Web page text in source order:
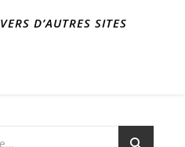
VERS D’AUTRES SITES